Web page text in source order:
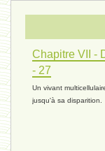
réconciliations 04
réchauffement 03
Chapitre VII -
- 27
Un vivant
jusqu'à sa disparition.